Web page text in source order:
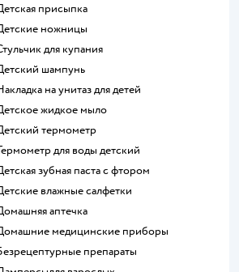
детская присыпка
детские ножницы
стульчик для купания
детский шампунь
накладка на унитаз для детей
детское жидкое мыло
детский термометр
термометр для воды детский
детская зубная паста с фтором
детские влажные салфетки
домашняя аптечка
домашние медицинские приборы
безрецептурные препараты